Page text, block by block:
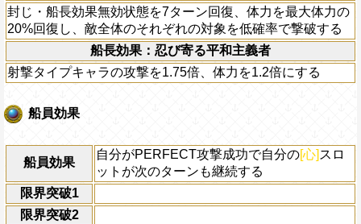
封じ・船長効果無効状態を7ターン回復、体力を最大体力の
20%回復し、敵全体のそれぞれの対象を低確率で撃破する
船長効果：忍び寄る平和主義者
射撃タイプキャラの攻撃を1.75倍、体力を1.2倍にする
船員効果
船員効果
自分がPERFECT攻撃成功で自分の[心] スロ
ットが次のターンも継続する
限界突破1
限界突破2